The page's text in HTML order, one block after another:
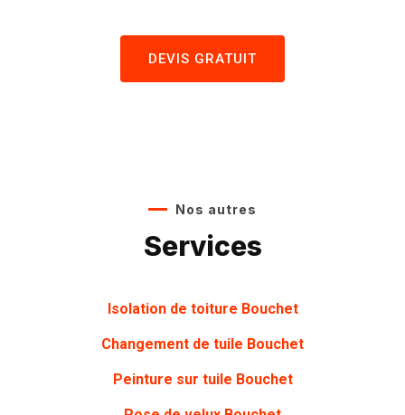
DEVIS GRATUIT
Nos autres
Services
Isolation de toiture Bouchet
Changement de tuile Bouchet
Peinture sur tuile Bouchet